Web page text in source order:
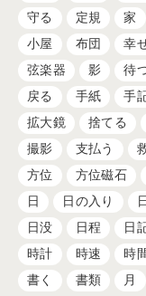
守る
定規 家
小屋
布団 幸
弦楽器
影 待
戻る
手紙 手
拡大鏡
捨てる
撮影
支払う
方位
方位磁石
日
日の入り
日没
日程 日
時計
時速 時
書く
書類 月